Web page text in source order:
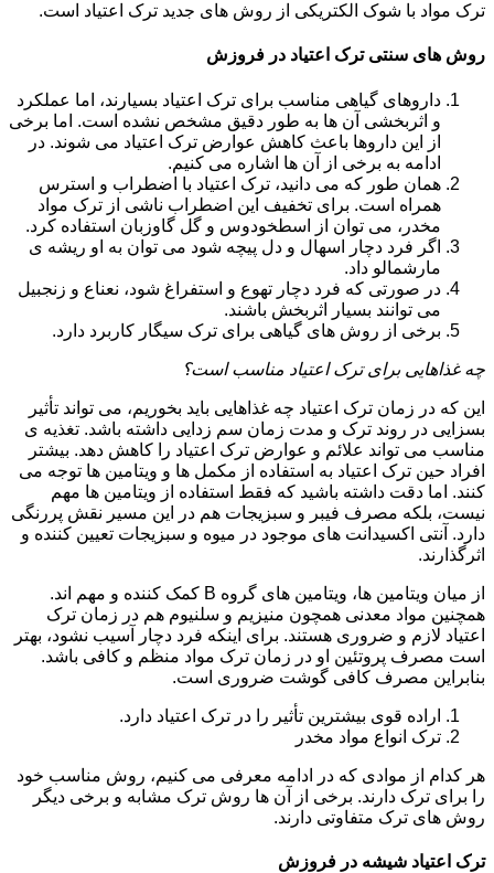
ترک مواد با شوک الکتریکی از روش های جدید ترک اعتیاد است.
روش های سنتی ترک اعتیاد در فروزش
داروهای گیاهی مناسب برای ترک اعتیاد بسیارند، اما عملکرد
و اثربخشی آن ها به طور دقیق مشخص نشده است. اما برخی
از این داروها باعث کاهش عوارض ترک اعتیاد می شوند. در
ادامه به برخی از آن ها اشاره می کنیم.
همان طور که می دانید، ترک اعتیاد با اضطراب و استرس
همراه است. برای تخفیف این اضطراب ناشی از ترک مواد
مخدر، می توان از اسطخودوس و گل گاوزبان استفاده کرد.
اگر فرد دچار اسهال و دل پیچه شود می توان به او ریشه ی
مارشمالو داد.
در صورتی که فرد دچار تهوع و استفراغ شود، نعناع و زنجبیل
می توانند بسیار اثربخش باشند.
برخی از روش های گیاهی برای ترک سیگار کاربرد دارد.
چه غذاهایی برای ترک اعتیاد مناسب است؟
این که در زمان ترک اعتیاد چه غذاهایی باید بخوریم، می تواند تأثیر
بسزایی در روند ترک و مدت زمان سم زدایی داشته باشد. تغذیه ی
مناسب می تواند علائم و عوارض ترک اعتیاد را کاهش دهد. بیشتر
افراد حین ترک اعتیاد به استفاده از مکمل ها و ویتامین ها توجه می
کنند. اما دقت داشته باشید که فقط استفاده از ویتامین ها مهم
نیست، بلکه مصرف فیبر و سبزیجات هم در این مسیر نقش پررنگی
دارد. آنتی اکسیدانت های موجود در میوه و سبزیجات تعیین کننده و
اثرگذارند.
از میان ویتامین ها، ویتامین های گروه B کمک کننده و مهم اند.
همچنین مواد معدنی همچون منیزیم و سلنیوم هم در زمان ترک
اعتیاد لازم و ضروری هستند. برای اینکه فرد دچار آسیب نشود، بهتر
است مصرف پروتئین او در زمان ترک مواد منظم و کافی باشد.
بنابراین مصرف کافی گوشت ضروری است.
اراده قوی بیشترین تأثیر را در ترک اعتیاد دارد.
ترک انواع مواد مخدر
هر کدام از موادی که در ادامه معرفی می کنیم، روش مناسب خود
را برای ترک دارند. برخی از آن ها روش ترک مشابه و برخی دیگر
روش های ترک متفاوتی دارند.
ترک اعتیاد شیشه در فروزش